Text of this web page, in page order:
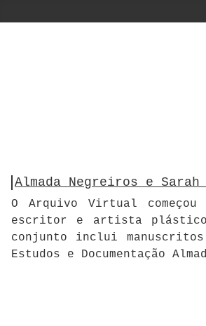
Almada Negreiros e Sarah
O Arquivo Virtual
escritor e artista plástico,
conjunto inclui
Estudos e Documentação